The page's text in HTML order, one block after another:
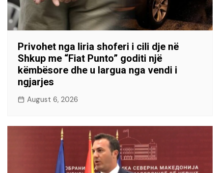
Privohet nga liria shoferi i cili dje në
Shkup me “Fiat Punto” goditi një
këmbësore dhe u largua nga vendi i
ngjarjes
August 6, 2026